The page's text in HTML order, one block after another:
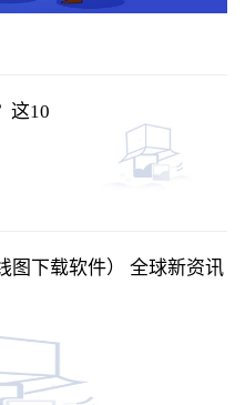
这10
图下载软件） 全球新资讯